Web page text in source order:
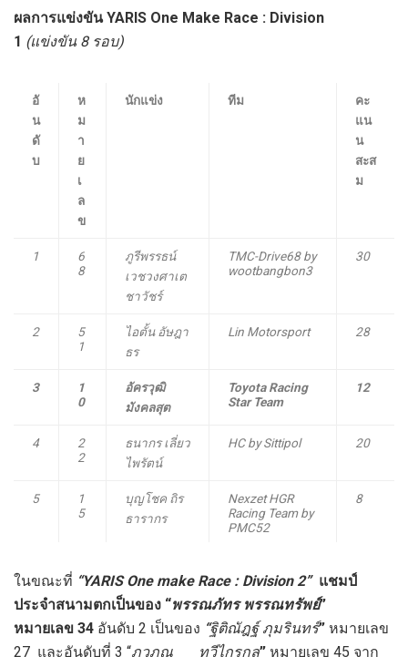
ผลการแข่งขันYARIS One Make Race : Division
1 (แข่งขัน 8 รอบ)
อั
น
ดั
บ
ห
ม
า
ย
เ
ล
ข
นักแข่ง ทีม
คะ
แน
น
สะส
ม
1
6
8
ภูรีพรรธน์
เวชวงศาเต
ชาวัชร์
TMC-Drive68 by
wootbangbon3
30
2
5
1
ไอตั้น อัษฎา
ธร
Lin Motorsport 28
3
1
0
อัครวุฒิ
มังคลสุต
Toyota Racing
Star Team
12
4
2
2
ธนากร เลี่ยว
ไพรัตน์
HC by Sittipol 20
5
1
5
บุญโชค ถิร
ธารากร
Nexzet HGR
Racing Team by
PMC52
8
ในขณะที่ “YARIS One make Race : Division 2” แชมป์
ประจำสนามตกเป็นของ “พรรณภัทร พรรณทรัพย์”
หมายเลข 34 อันดับ 2 เป็นของ “ฐิติณัฎฐ์ ภุมรินทร์” หมายเลข
27 และอันดับที่ 3 “ภูวภณ ทวีไกรกุล” หมายเลข 45 จาก